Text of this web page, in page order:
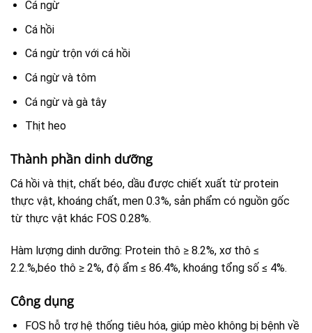
Cá ngừ
Cá hồi
Cá ngừ trộn với cá hồi
Cá ngừ và tôm
Cá ngừ và gà tây
Thịt heo
Thành phần dinh dưỡng
Cá hồi và thịt, chất béo, dầu được chiết xuất từ protein
thực vật, khoáng chất, men 0.3%, sản phẩm có nguồn gốc
từ thực vật khác FOS 0.28%.
Hàm lượng dinh dưỡng: Protein thô ≥ 8.2%, xơ thô ≤
2.2.%,béo thô ≥ 2%, độ ẩm ≤ 86.4%, khoáng tổng số ≤ 4%.
Công dụng
FOS hỗ trợ hệ thống tiêu hóa, giúp mèo không bị bệnh về